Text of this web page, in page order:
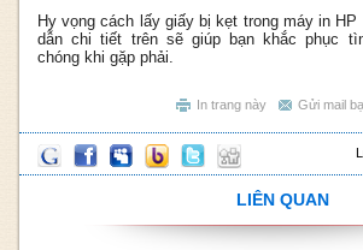
Hy vọng cách lấy giấy bị kẹt trong máy in
dẫn chi tiết trên sẽ giúp bạn khắc phục
chóng khi gặp phải.
Gửi mail
In trang này
LIÊN QUAN